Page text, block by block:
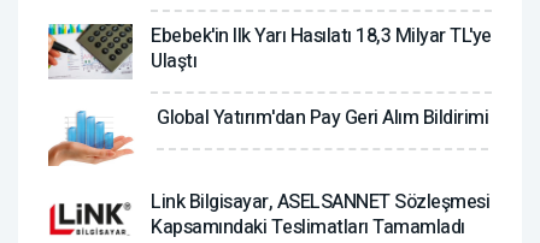
Ebebek'in Ilk Yarı Hasılatı 18,3 Milyar TL'ye
Ulaştı
Global Yatırım'dan Pay Geri Alım Bildirimi
Link Bilgisayar, ASELSANNET Sözleşmesi
Kapsamındaki Teslimatları Tamamladı